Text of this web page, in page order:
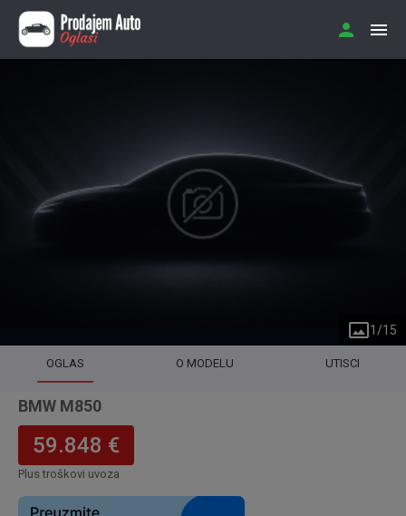
1 /15
OGLAS O MODELU UTISCI
BMW M850
59.848 €
Plus troškovi uvoza